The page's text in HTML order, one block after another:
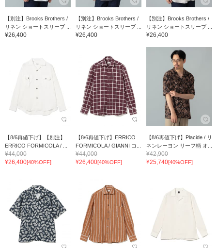
【別注】Brooks Brothers /
リネン ショートスリーブ ...
¥26,400
【別注】Brooks Brothers /
リネン ショートスリーブ ...
¥26,400
【別注】Brooks Brothers /
リネン ショートスリーブ ...
¥26,400
【8/6再値下げ】【別注】
ERRICO FORMICOLA / ...
¥44,000
¥26,400[40%OFF]
【8/6再値下げ】ERRICO
FORMICOLA / GIANNI コ...
¥44,000
¥26,400[40%OFF]
【8/6再値下げ】Placide / リ
ネンレーヨン リーフ柄 オ...
¥42,900
¥25,740[40%OFF]